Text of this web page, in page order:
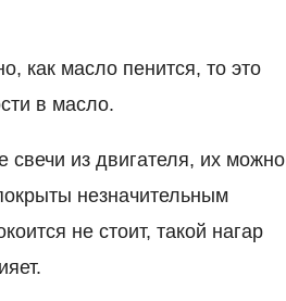
как масло пенится, то это
в масло.
свечи из двигателя, их можно
незначительным
не стоит, такой нагар